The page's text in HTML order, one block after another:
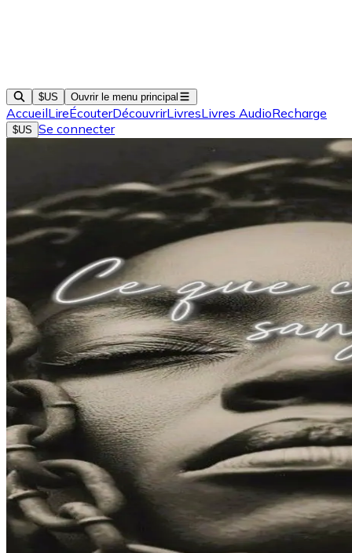
$US Ouvrir le menu principal
AccueilLireÉcouterDécouvrirLivresLivres AudioRecharge
$US Se connecter